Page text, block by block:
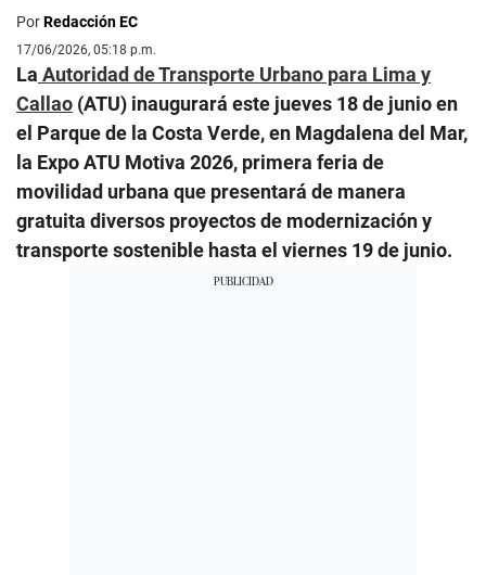
PorRedacción EC
17/06/2026, 05:18 p.m.
La Autoridad de Transporte Urbano para Lima y
Callao (ATU) inaugurará este jueves 18 de junio en
el Parque de la Costa Verde, en Magdalena del Mar,
la Expo ATU Motiva 2026, primera feria de
movilidad urbana que presentará de manera
gratuita diversos proyectos de modernización y
transporte sostenible hasta el viernes 19 de junio.